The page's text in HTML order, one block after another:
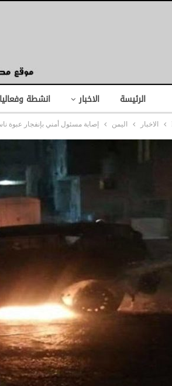
الرئيسة الاخبار انشطة
الاخبار اليمن إصابة مسئول أمني بإنفجار عبوة